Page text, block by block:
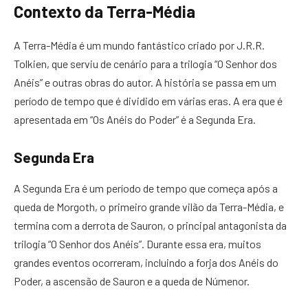
Contexto da Terra-Média
A Terra-Média é um mundo fantástico criado por J.R.R.
Tolkien, que serviu de cenário para a trilogia “O Senhor dos
Anéis” e outras obras do autor. A história se passa em um
período de tempo que é dividido em várias eras. A era que é
apresentada em “Os Anéis do Poder” é a Segunda Era.
Segunda Era
A Segunda Era é um período de tempo que começa após a
queda de Morgoth, o primeiro grande vilão da Terra-Média, e
termina com a derrota de Sauron, o principal antagonista da
trilogia “O Senhor dos Anéis”. Durante essa era, muitos
grandes eventos ocorreram, incluindo a forja dos Anéis do
Poder, a ascensão de Sauron e a queda de Númenor.